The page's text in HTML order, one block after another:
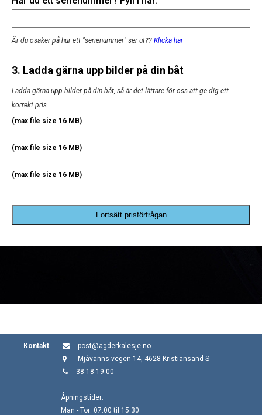
Är du osäker på hur ett "serienummer" ser ut?? Klicka här
3. Ladda gärna upp bilder på din båt
Ladda gärna upp bilder på din båt, så är det lättare för oss att ge dig ett
korrekt pris
(max file size 16 MB)
(max file size 16 MB)
(max file size 16 MB)
Fortsätt prisförfrågan
Kontakt
post@agderkalesje.no
Mjåvanns vegen 14, 4628 Kristiansand S
38 18 19 00
Åpningstider:
Man - Tor: 07:00 til 15:30